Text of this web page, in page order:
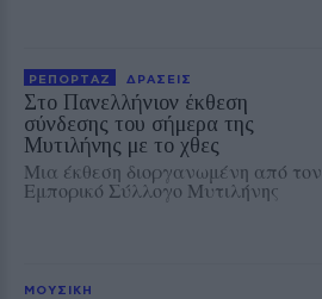
ΡΕΠΟΡΤΑΖ ΔΡΑΣΕΙΣ
Στο Πανελλήνιον έκθεση
σύνδεσης του σήμερα της
Μυτιλήνης με το χθες
Μια έκθεση διοργανωμένη από τον
Εμπορικό Σύλλογο Μυτιλήνης
ΜΟΥΣΙΚΗ